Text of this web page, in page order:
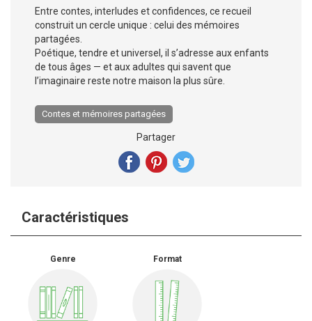
Entre contes, interludes et confidences, ce recueil
construit un cercle unique : celui des mémoires
partagées.
Poétique, tendre et universel, il s’adresse aux enfants
de tous âges — et aux adultes qui savent que
l’imaginaire reste notre maison la plus sûre.
Contes et mémoires partagées
Partager
Caractéristiques
Genre Format